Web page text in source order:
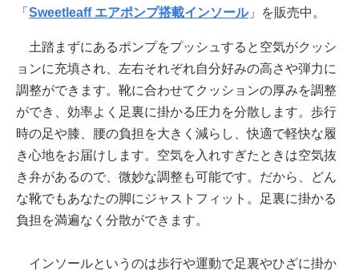
「 Sweetleaff エアポンプ搭載インソール」を販売中。
土踏まずにあるポンプをプッシュすると空気がクッシ
ョンに充填され、左右それぞれ自分好みの高さや弾力に
調整ができます。靴に合わせてクッションの厚みを調整
ができ、効率よく足裏に掛かる圧力を分散します。歩行
時の足や膝、腰の負担を大きく減らし、快適で軽快な履
き心地をお届けします。空気を入れすぎたときは空気抜
き弁があるので、微妙な調整も可能です。だから、どん
な靴でもあなたの脚にジャストフィット。足裏に掛かる
負担を満遍なく分散ができます。
インソールというのは歩行や運動で足裏やひざに掛か